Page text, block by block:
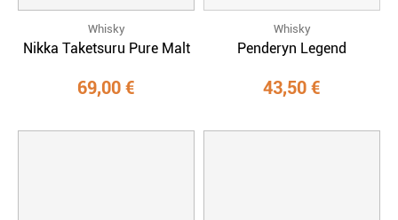
Whisky
Nikka Taketsuru Pure Malt
69,00 €
Whisky
Penderyn Legend
43,50 €